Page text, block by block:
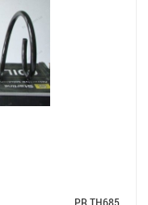
PR TH685